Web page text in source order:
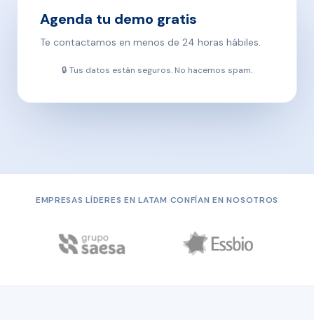
Agenda tu demo gratis
Te contactamos en menos de 24 horas hábiles.
🔒 Tus datos están seguros. No hacemos spam.
EMPRESAS LÍDERES EN LATAM CONFÍAN EN NOSOTROS